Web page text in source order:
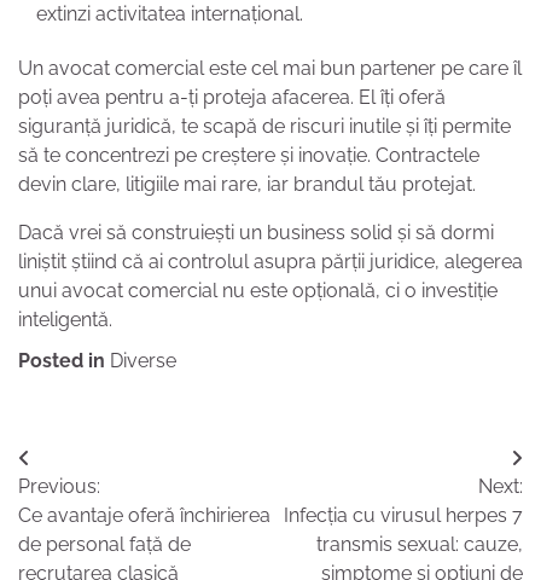
extinzi activitatea internațional.
Un avocat comercial este cel mai bun partener pe care îl
poți avea pentru a-ți proteja afacerea. El îți oferă
siguranță juridică, te scapă de riscuri inutile și îți permite
să te concentrezi pe creștere și inovație. Contractele
devin clare, litigiile mai rare, iar brandul tău protejat.
Dacă vrei să construiești un business solid și să dormi
liniștit știind că ai controlul asupra părții juridice, alegerea
unui avocat comercial nu este opțională, ci o investiție
inteligentă.
Posted in Diverse
Navigare
în
articole
Previous:
Ce avantaje oferă închirierea
de personal față de
recrutarea clasică
Next:
Infecția cu virusul herpes 7
transmis sexual: cauze,
simptome și opțiuni de